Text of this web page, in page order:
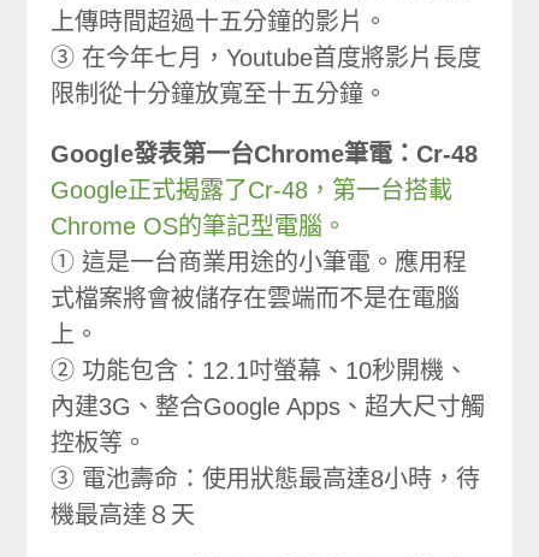
上傳時間超過十五分鐘的影片。
③ 在今年七月，Youtube首度將影片長度
限制從十分鐘放寬至十五分鐘。
Google發表第一台Chrome筆電：Cr-48
Google正式揭露了Cr-48，第一台搭載
Chrome OS的筆記型電腦。
① 這是一台商業用途的小筆電。應用程
式檔案將會被儲存在雲端而不是在電腦
上。
② 功能包含：12.1吋螢幕、10秒開機、
內建3G、整合Google Apps、超大尺寸觸
控板等。
③ 電池壽命：使用狀態最高達8小時，待
機最高達８天